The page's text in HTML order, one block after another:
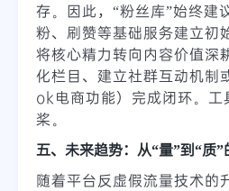
存。因此，“粉丝库”始终建
粉、刷赞等基础服务建立初
将核心精力转向内容价值
化栏目、建立社群互动机制
ok电商功能）完成闭环。工
桨。
五、未来趋势：从“量”到“质”
随着平台反虚假流量技术的